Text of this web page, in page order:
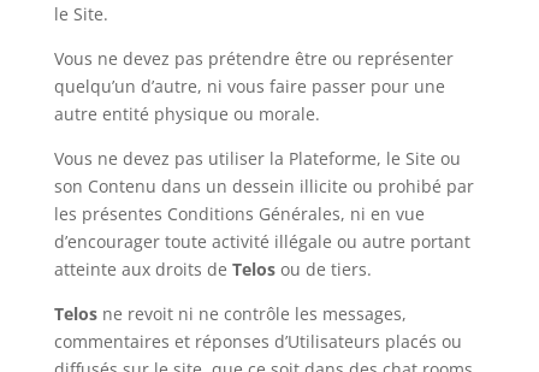
le Site.
Vous ne devez pas prétendre être ou représenter
quelqu’un d’autre, ni vous faire passer pour une
autre entité physique ou morale.
Vous ne devez pas utiliser la Plateforme, le Site ou
son Contenu dans un dessein illicite ou prohibé par
les présentes Conditions Générales, ni en vue
d’encourager toute activité illégale ou autre portant
atteinte aux droits de Telosou de tiers.
Telosne revoit ni ne contrôle les messages,
commentaires et réponses d’Utilisateurs placés ou